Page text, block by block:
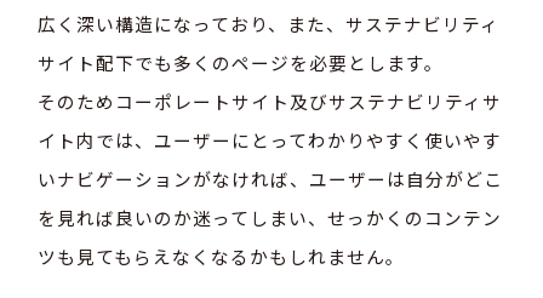
広く深い構造になっており、また、サステナビリティ
サイト配下でも多くのページを必要とします。
そのためコーポレートサイト及びサステナビリティサ
イト内では、ユーザーにとってわかりやすく使いやす
いナビゲーションがなければ、ユーザーは自分がどこ
を見れば良いのか迷ってしまい、せっかくのコンテン
ツも見てもらえなくなるかもしれません。